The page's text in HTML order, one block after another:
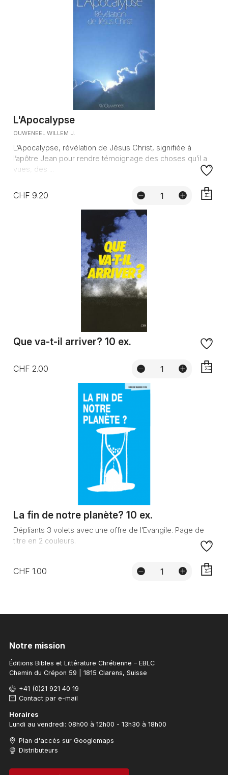
L'Apocalypse
OUWENEEL WILLEM J.
L’Apocalypse, révélation de Jésus Christ, signifiée à
l’apôtre Jean pour rendre témoignage des choses qu’il a
vues, des ...
CHF 9.20
Que va-t-il arriver? 10 ex.
CHF 2.00
La fin de notre planète? 10 ex.
Dépliants 3 volets avec une offre de l’Evangile. Page de
titre en 2 couleurs.
CHF 1.00
Notre mission
Éditions Bibles et Littérature Chrétienne – EBLC
Chemin du Crépon 59 | 1815 Clarens, Suisse
+41 (0)21 921 40 19
Contact par e-mail
Horaires
Lundi au vendredi: 08h00 à 12h00 - 13h30 à 18h00
Plan d'accès sur Googlemaps
Distributeurs